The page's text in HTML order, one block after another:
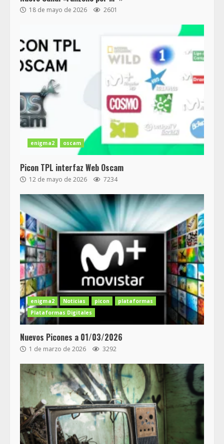
18 de mayo de 2026 2601
enigma2 oscam
Picon TPL interfaz Web Oscam
12 de mayo de 2026 7234
enigma2 Noticias picon
plataformas
Plataformas Digitales
Nuevos Picones a 01/03/2026
1 de marzo de 2026 3292